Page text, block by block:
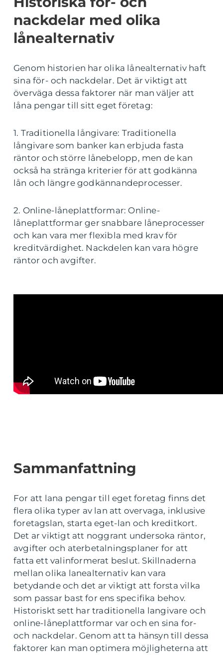
nackdelar med olika
lånealternativ
Genom historien har olika lånealternativ haft
sina för- och nackdelar. Det är viktigt att
överväga dessa faktorer när man väljer att
låna pengar till sitt eget företag:
1. Traditionella långivare: Traditionella
långivare som banker kan erbjuda fasta
räntor och större lånebelopp, men de kan
också ha stränga kriterier för att godkänna
lån och längre godkännandeprocesser.
2. Online-låneplattformar: Online-
låneplattformar ger snabbare låneprocesser
och kan vara mer flexibla med krav för
kreditvärdighet. Nackdelen kan vara högre
räntor och avgifter.
Sammanfattning
For att lana pengar till eget foretag finns det
flera olika typer av lan att overvaga, inklusive
foretagslan, starta eget-lan och kreditkort.
Det ar viktigt att noggrant undersoka räntor,
avgifter och aterbetalningsplaner for att
fatta ett valinformerat beslut. Skillnaderna
mellan olika lanealternativ kan vara
betydande och det ar viktigt att forsta vilka
som passar bast for ens specifika behov.
Historiskt sett har traditionella langivare och
online-låneplattformar var och en sina for-
och nackdelar. Genom att ta hänsyn till dessa
faktorer kan man optimera möjligheterna att